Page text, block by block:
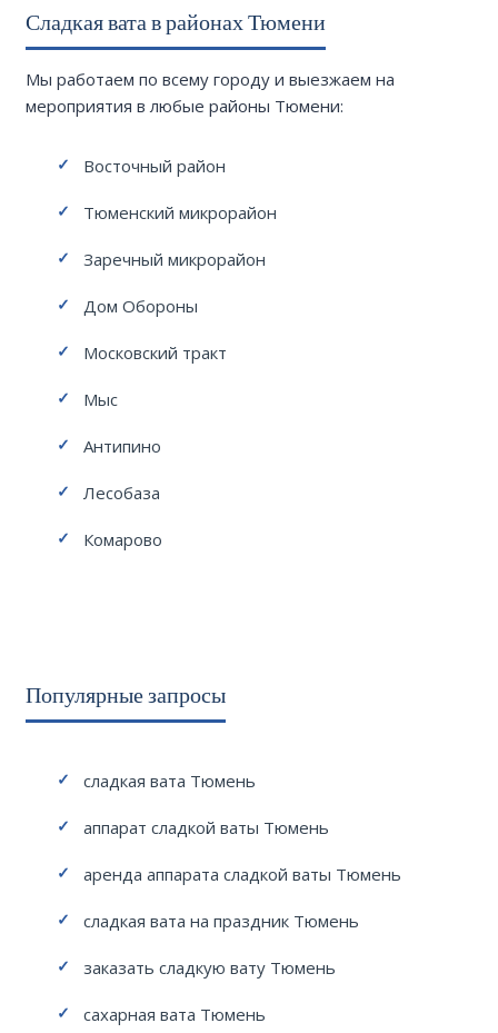
Сладкая вата в районах Тюмени
Мы работаем по всему городу и выезжаем на
мероприятия в любые районы Тюмени:
Восточный район
Тюменский микрорайон
Заречный микрорайон
Дом Обороны
Московский тракт
Мыс
Антипино
Лесобаза
Комарово
Популярные запросы
сладкая вата Тюмень
аппарат сладкой ваты Тюмень
аренда аппарата сладкой ваты Тюмень
сладкая вата на праздник Тюмень
заказать сладкую вату Тюмень
сахарная вата Тюмень